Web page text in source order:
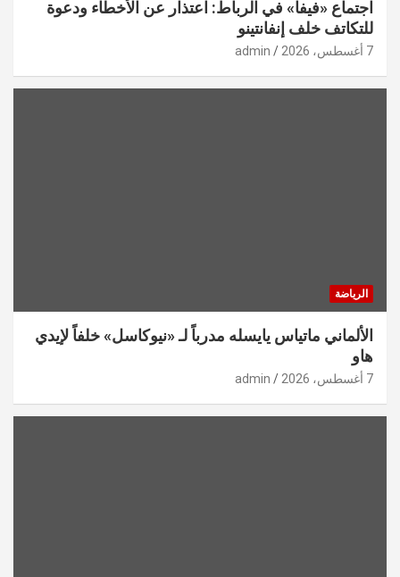
اجتماع «فيفا» في الرباط: اعتذار عن الأخطاء ودعوة
للتكاتف خلف إنفانتينو
7 أغسطس، 2026 admin
الرياضة
الألماني ماتياس يايسله مدرباً لـ «نيوكاسل» خلفاً لإيدي
هاو
7 أغسطس، 2026 admin